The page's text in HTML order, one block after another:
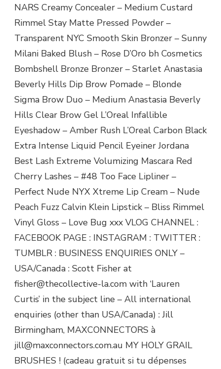
NARS Creamy Concealer – Medium Custard
Rimmel Stay Matte Pressed Powder –
Transparent NYC Smooth Skin Bronzer – Sunny
Milani Baked Blush – Rose D’Oro bh Cosmetics
Bombshell Bronze Bronzer – Starlet Anastasia
Beverly Hills Dip Brow Pomade – Blonde
Sigma Brow Duo – Medium Anastasia Beverly
Hills Clear Brow Gel L’Oreal Infallible
Eyeshadow – Amber Rush L’Oreal Carbon Black
Extra Intense Liquid Pencil Eyeiner Jordana
Best Lash Extreme Volumizing Mascara Red
Cherry Lashes – #48 Too Face Lipliner –
Perfect Nude NYX Xtreme Lip Cream – Nude
Peach Fuzz Calvin Klein Lipstick – Bliss Rimmel
Vinyl Gloss – Love Bug xxx VLOG CHANNEL :
FACEBOOK PAGE : INSTAGRAM : TWITTER :
TUMBLR : BUSINESS ENQUIRIES ONLY –
USA/Canada : Scott Fisher at
fisher@thecollective-la.com with ‘Lauren
Curtis’ in the subject line – All international
enquiries (other than USA/Canada) : Jill
Birmingham, MAXCONNECTORS à
jill@maxconnectors.com.au MY HOLY GRAIL
BRUSHES ! (cadeau gratuit si tu dépenses